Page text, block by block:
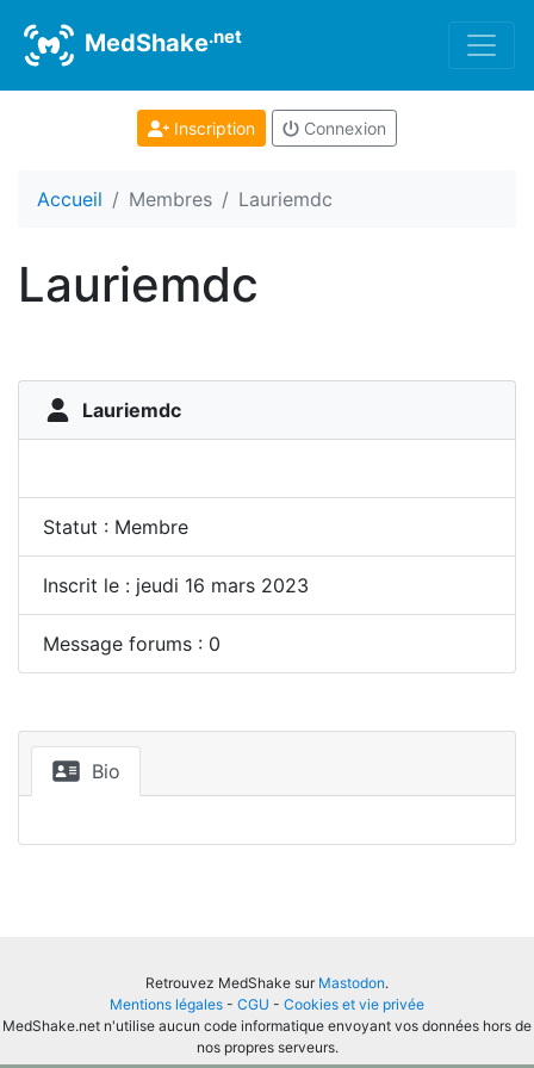
MedShake.net
Inscription Connexion
Accueil Membres Lauriemdc
Lauriemdc
Lauriemdc
Statut : Membre
Inscrit le : jeudi 16 mars 2023
Message forums : 0
Bio
Retrouvez MedShake sur Mastodon.
Mentions légales - CGU - Cookies et vie privée
MedShake.net n'utilise aucun code informatique envoyant vos données hors de
nos propres serveurs.